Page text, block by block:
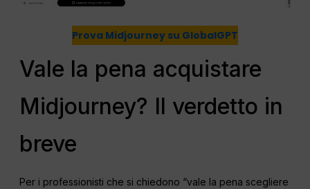
Prova Midjourney su GlobalGPT
Vale la pena acquistare
Midjourney? Il verdetto in
breve
Per i professionisti che si chiedono “vale la pena scegliere